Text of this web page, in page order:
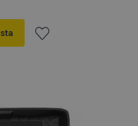
Lista